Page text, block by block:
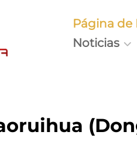
Página de
Noticias